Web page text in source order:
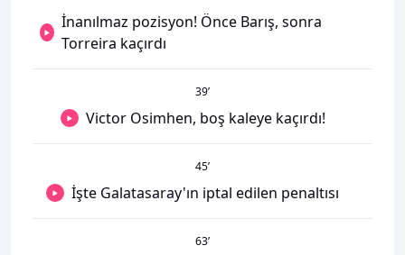
İnanılmaz pozisyon! Önce Barış, sonra
Torreira kaçırdı
39’
Victor Osimhen, boş kaleye kaçırdı!
45’
İşte Galatasaray'ın iptal edilen penaltısı
63’